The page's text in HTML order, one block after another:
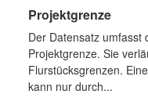
Projektgrenze
Der Datensatz umfasst
Projektgrenze. Sie
Flurstücksgrenzen.
kann nur durch...